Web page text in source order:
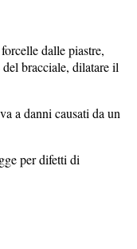
dalle piastre,
bracciale, dilatare il
a danni causati da un
per difetti di